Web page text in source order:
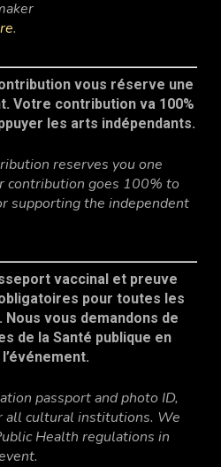
.
vous réserve une
Votre contribution va 100%
les arts indépendants.
reserves you one
contribution goes 100% to
supporting the independent
vaccinal et preuve
pour toutes les
vous demandons de
de la Santé publique en
passport and photo ID,
all cultural institutions. We
Health regulations in